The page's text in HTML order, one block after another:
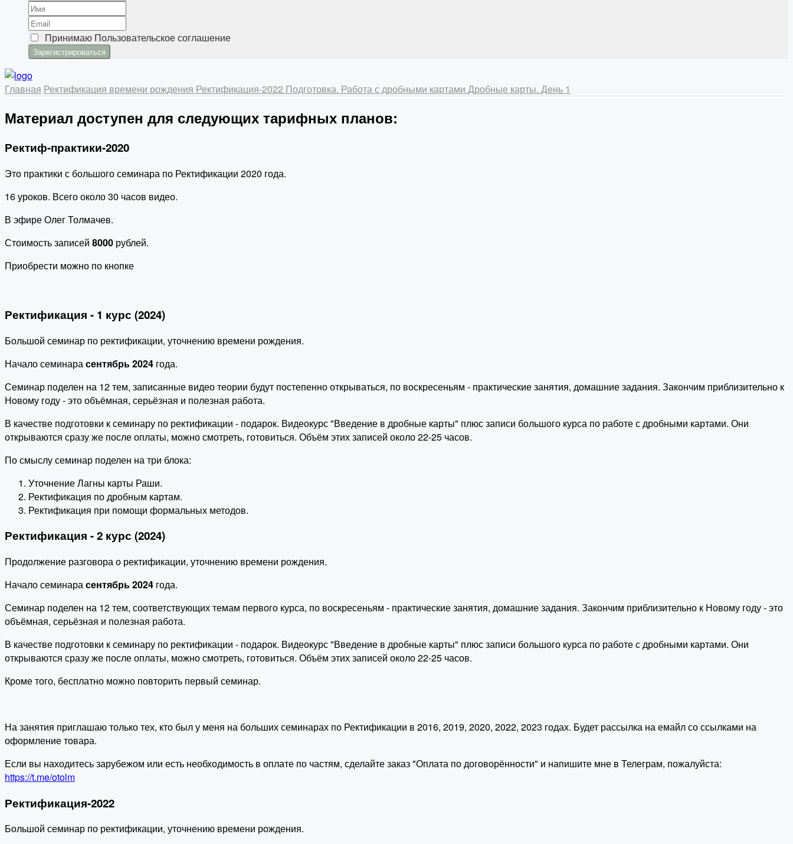
Принимаю Пользовательское соглашение
Главная Ректификация времени рождения Ректификация-2022 Подготовка. Работа с дробными картами Дробные карты. День 1
Материал доступен для следующих тарифных планов:
Ректиф-практики-2020
Это практики с большого семинара по Ректификации 2020 года.
16 уроков. Всего около 30 часов видео.
В эфире Олег Толмачев.
Стоимость записей 8000 рублей.
Приобрести можно по кнопке
Ректификация - 1 курс (2024)
Большой семинар по ректификации, уточнению времени рождения.
Начало семинара сентябрь 2024 года.
Семинар поделен на 12 тем, записанные видео теории будут постепенно открываться, по воскресеньям - практические занятия, домашние задания. Закончим приблизительно к
Новому году - это объёмная, серьёзная и полезная работа.
В качестве подготовки к семинару по ректификации - подарок. Видеокурс "Введение в дробные карты" плюс записи большого курса по работе с дробными картами. Они
открываются сразу же после оплаты, можно смотреть, готовиться. Объём этих записей около 22-25 часов.
По смыслу семинар поделен на три блока:
Уточнение Лагны карты Раши.
Ректификация по дробным картам.
Ректификация при помощи формальных методов.
Ректификация - 2 курс (2024)
Продолжение разговора о ректификации, уточнению времени рождения.
Начало семинарасентябрь 2024 года.
Семинар поделен на 12 тем, соответствующих темам первого курса, по воскресеньям - практические занятия, домашние задания. Закончим приблизительно к Новому году - это
объёмная, серьёзная и полезная работа.
В качестве подготовки к семинару по ректификации - подарок. Видеокурс "Введение в дробные карты" плюс записи большого курса по работе с дробными картами. Они
открываются сразу же после оплаты, можно смотреть, готовиться. Объём этих записей около 22-25 часов.
Кроме того, бесплатно можно повторить первый семинар.
На занятия приглашаю только тех, кто был у меня на больших семинарах по Ректификации в 2016, 2019, 2020, 2022, 2023 годах. Будет рассылка на емайл со ссылками на
оформление товара.
Если вы находитесь зарубежом или есть необходимость в оплате по частям, сделайте заказ "Оплата по договорённости" и напишите мне в Телеграм, пожалуйста:
https://t.me/otolm
Ректификация-2022
Большой семинар по ректификации, уточнению времени рождения.